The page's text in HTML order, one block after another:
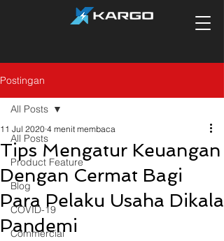
Postingan
All Posts
Product Feature
Blog
COVID-19
Commercial
All Posts
Tips Mengatur Keuangan
Dengan Cermat Bagi
Para Pelaku Usaha Dikala
Pandemi
11 Jul 2020 4 menit membaca